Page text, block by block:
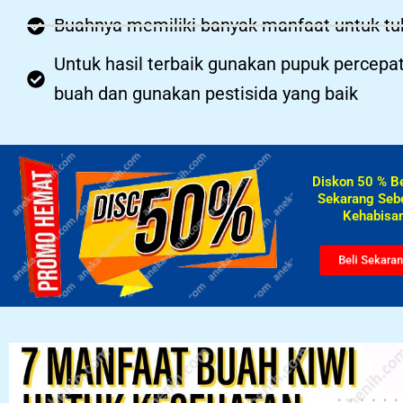
Buahnya memiliki banyak manfaat untuk
Untuk hasil terbaik gunakan pupuk
buah dan gunakan pestisida yang baik
Diskon 50 %
Sekarang
Beli